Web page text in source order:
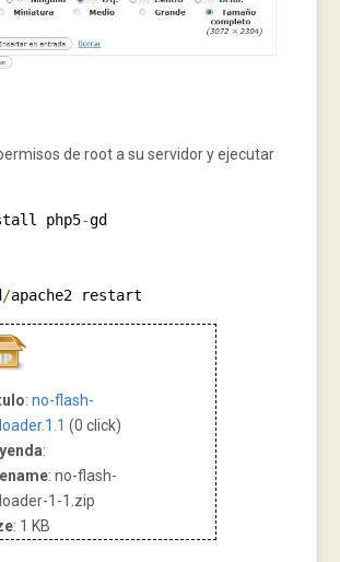
de root a su servidor y ejecutar
php5-gd
/apache2 restart
:no-flash-
(0 click)
:
: no-flash-
1-1.zip
: 1 KB